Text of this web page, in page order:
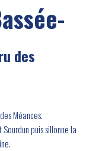
des
Méances.
puis sillonne la